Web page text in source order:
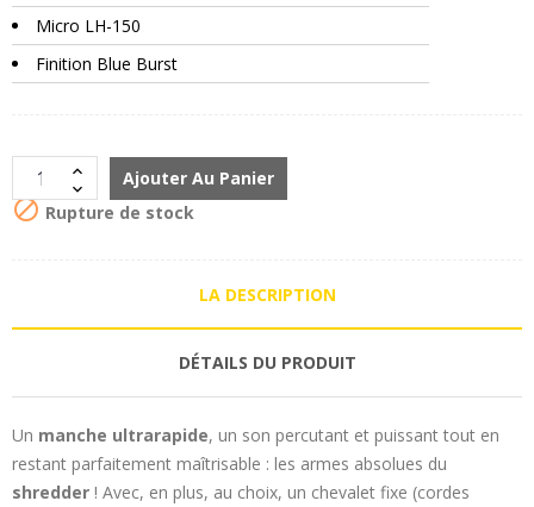
Micro LH-150
Finition Blue Burst
Ajouter Au Panier
 Rupture de stock
LA DESCRIPTION
DÉTAILS DU PRODUIT
Un manche ultrarapide, un son percutant et puissant tout en
restant parfaitement maîtrisable : les armes absolues du
shredder ! Avec, en plus, au choix, un chevalet fixe (cordes